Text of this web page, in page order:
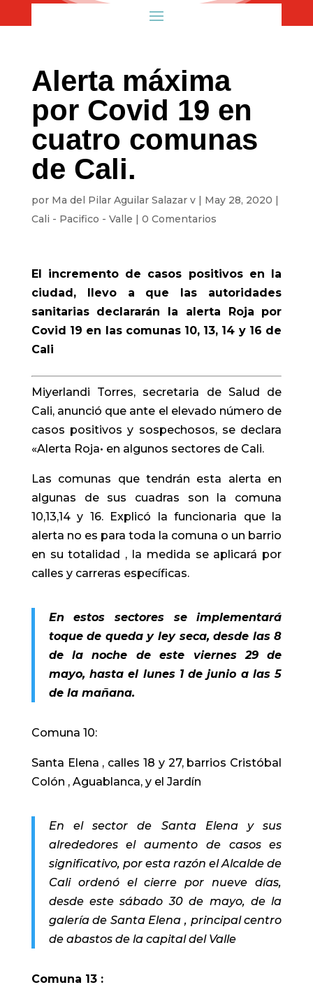
Alerta máxima
por Covid 19 en
cuatro comunas
de Cali.
por Ma del Pilar Aguilar Salazar v| May 28, 2020 |
Cali - Pacifico - Valle | 0 Comentarios
El incremento de casos positivos en la
ciudad, llevo a que las autoridades
sanitarias declararán la alerta Roja por
Covid 19 en las comunas 10, 13, 14 y 16 de
Cali
Miyerlandi Torres, secretaria de Salud de
Cali, anunció que ante el elevado número de
casos positivos y sospechosos, se declara
«Alerta Roja• en algunos sectores de Cali.
Las comunas que tendrán esta alerta en
algunas de sus cuadras son la comuna
10,13,14 y 16. Explicó la funcionaria que la
alerta no es para toda la comuna o un barrio
en su totalidad , la medida se aplicará por
calles y carreras específicas.
En estos sectores se implementará
toque de queda y ley seca, desde las 8
de la noche de este viernes 29 de
mayo, hasta el lunes 1 de junio a las 5
de la mañana.
Comuna 10:
Santa Elena , calles 18 y 27, barrios Cristóbal
Colón , Aguablanca, y el Jardín
En el sector de Santa Elena y sus
alrededores el aumento de casos es
significativo, por esta razón el Alcalde de
Cali ordenó el cierre por nueve días,
desde este sábado 30 de mayo, de la
galería de Santa Elena , principal centro
de abastos de la capital del Valle
Comuna 13 :